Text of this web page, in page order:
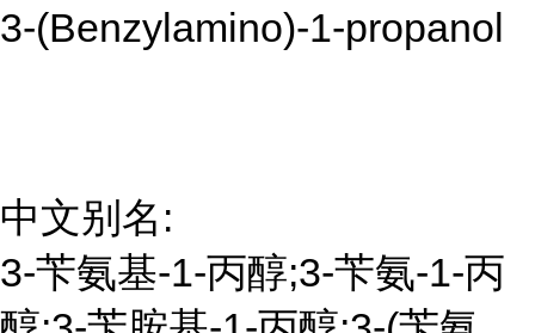
3-(Benzylamino)-1-propanol
中文别名:
3-苄氨基-1-丙醇;3-苄氨-1-丙